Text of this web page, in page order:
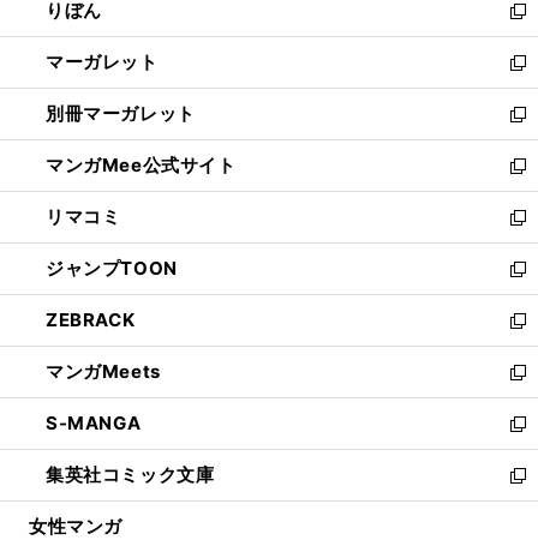
く
で
開
く
ド
ウ
で
開
く
ィ
ン
ド
ウ
で
開
く
りぼん
新
し
い
ウ
ィ
ン
ド
ウ
で
開
く
マーガレット
新
し
い
ウ
ィ
ン
ド
ウ
で
開
く
別冊マーガレット
新
し
い
ウ
ィ
ン
ド
ウ
で
開
く
マンガMee公式サイト
新
し
い
ウ
ィ
ン
ド
ウ
で
開
く
リマコミ
新
し
い
ウ
ィ
ン
ド
ウ
で
開
く
ジャンプTOON
新
し
い
ウ
ィ
ン
ド
ウ
で
開
ZEBRACK
新
し
い
ウ
ィ
ン
ド
ウ
マンガMeets
新
し
い
ウ
ィ
ン
S-MANGA
新
し
い
ウ
集英社コミック文庫
新
し
女性マンガ